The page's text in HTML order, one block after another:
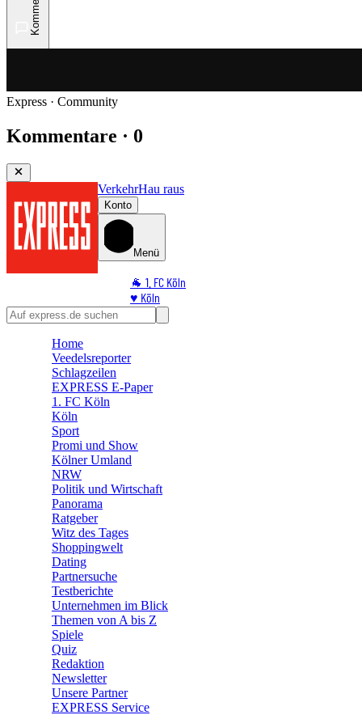
Express · Community
Kommentare · 0
VerkehrHau raus
Konto
Menü
🐐 1. FC Köln
♥️ Köln
⭐ Promi
🛒 Shoppingwelt
Home
Veedelsreporter
Schlagzeilen
EXPRESS E-Paper
1. FC Köln
Köln
Sport
Promi und Show
Kölner Umland
NRW
Politik und Wirtschaft
Panorama
Ratgeber
Witz des Tages
Shoppingwelt
Dating
Partnersuche
Testberichte
Unternehmen im Blick
Themen von A bis Z
Spiele
Quiz
Redaktion
Newsletter
Unsere Partner
EXPRESS Service